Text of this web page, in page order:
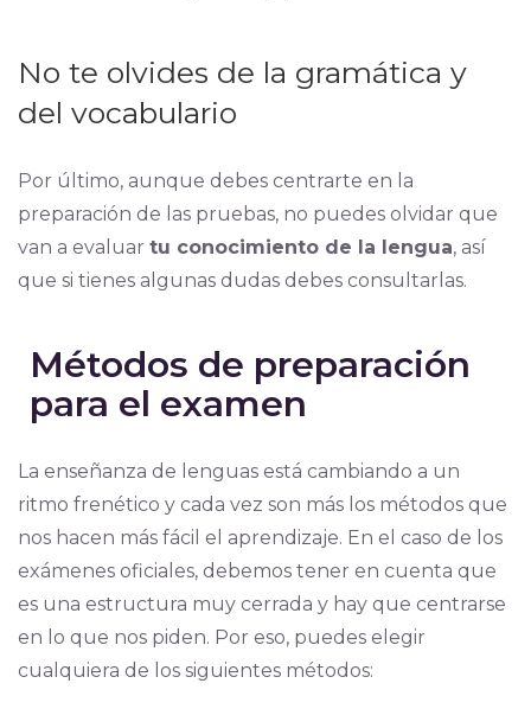
No te olvides de la gramática y
del vocabulario
Por último, aunque debes centrarte en la
preparación de las pruebas, no puedes olvidar que
van a evaluar tu conocimiento de la lengua, así
que si tienes algunas dudas debes consultarlas.
Métodos de preparación
para el examen
La enseñanza de lenguas está cambiando a un
ritmo frenético y cada vez son más los métodos que
nos hacen más fácil el aprendizaje. En el caso de los
exámenes oficiales, debemos tener en cuenta que
es una estructura muy cerrada y hay que centrarse
en lo que nos piden. Por eso, puedes elegir
cualquiera de los siguientes métodos: